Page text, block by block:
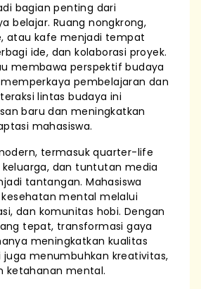
bagian penting dari
belajar. Ruang nongkrong,
atau kafe menjadi tempat
ide, dan kolaborasi proyek.
membawa perspektif budaya
pembelajaran dan
lintas budaya ini
baru dan meningkatkan
mahasiswa.
termasuk quarter-life
keluarga, dan tuntutan media
tantangan. Mahasiswa
mental melalui
dan komunitas hobi. Dengan
tepat, transformasi gaya
meningkatkan kualitas
menumbuhkan kreativitas,
ketahanan mental.